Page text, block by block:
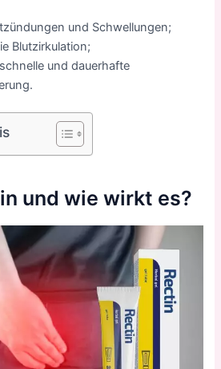
und Schwellungen;
Blutzirkulation;
und dauerhafte
und wie wirkt es?